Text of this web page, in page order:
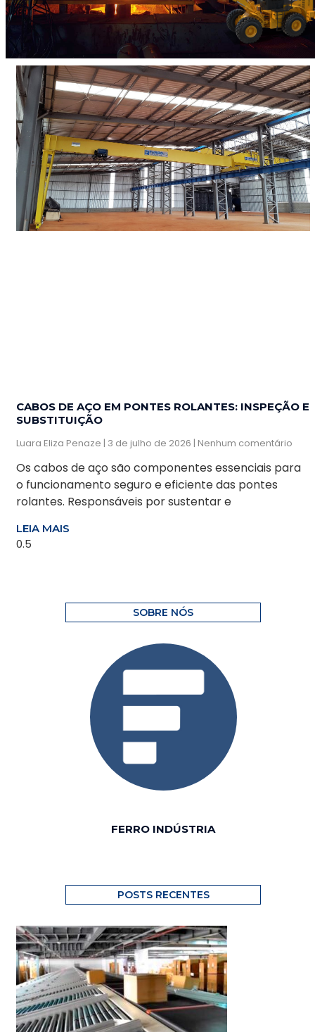
CABOS DE AÇO EM PONTES ROLANTES: INSPEÇÃO E
SUBSTITUIÇÃO
Luara Eliza Penaze 3 de julho de 2026 Nenhum comentário
Os cabos de aço são componentes essenciais para
o funcionamento seguro e eficiente das pontes
rolantes. Responsáveis por sustentar e
LEIA MAIS
SOBRE NÓS
FERRO INDÚSTRIA
POSTS RECENTES